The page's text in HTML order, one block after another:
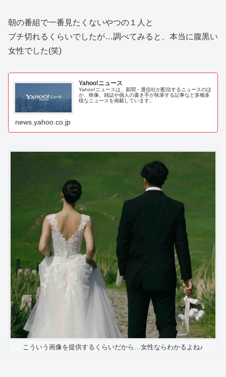
朝の番組で一番見たくないやつの１人と
ブチ切れるくらいでしたが…調べてみると、本当に腹黒い
女性でした(笑)
Yahoo!ニュース
Yahoo!ニュースは、新聞・通信社が配信するニュースのほ
か、映像、雑誌や個人の書き手が執筆する記事など多種多
様なニュースを掲載しています。
news.yahoo.co.jp
こういう画像を提供するくらいだから…女性ならわかるよね♪